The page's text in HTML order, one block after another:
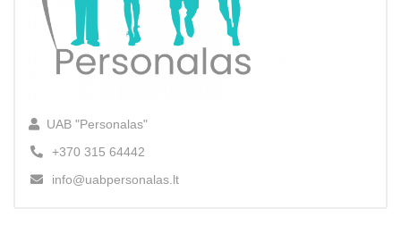
UAB "Personalas"
+370 315 64442
info@uabpersonalas.lt